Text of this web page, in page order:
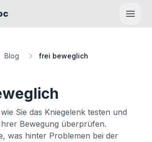
Blog frei beweglich
Sie das Kniegelenk testen und
Bewegung überprüfen.
was hinter Problemen bei der